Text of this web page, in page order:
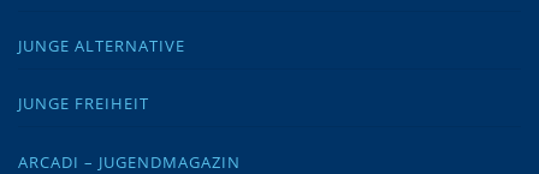
JUNGE ALTERNATIVE
JUNGE FREIHEIT
ARCADI – JUGENDMAGAZIN